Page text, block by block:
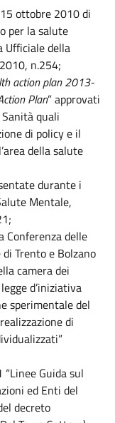
ottobre 2010 di
per la salute
Ufficiale della
n.254;
action plan 2013-
Plan” approvati
quali
di policy e il
della salute
durante i
Mentale,
Conferenza delle
Trento e Bolzano
camera dei
d’iniziativa
sperimentale del
di
Guida sul
ed Enti del
decreto